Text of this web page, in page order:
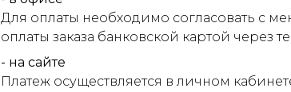
Для оплаты необходимо согласовать с
оплаты заказа банковской картой через
- на сайте
Платеж осуществляется в личном